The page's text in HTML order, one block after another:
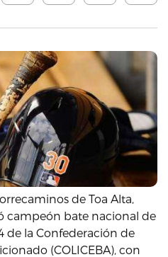
de Toa Alta,
campeón bate nacional de
de la Confederación de
(COLICEBA), con